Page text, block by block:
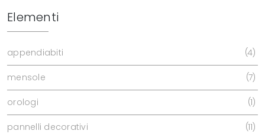
Elementi
appendiabiti 4
mensole 7
orologi 1
pannelli decorativi 11